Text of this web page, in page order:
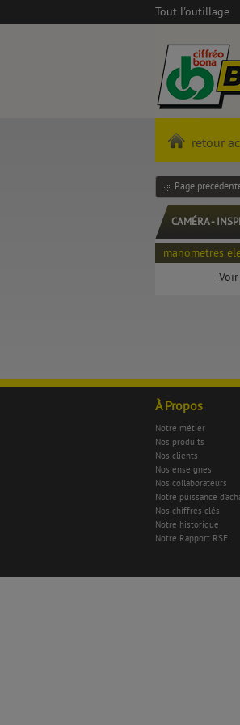
Tout l'outillage
retour
Page
CAMÉRA -
manometres
À Propos
Notre métier
Nos produits
Nos clients
Nos enseignes
Nos collaborateurs
Notre puissance
Nos chiffres clés
Notre historique
Notre Rapport RSE